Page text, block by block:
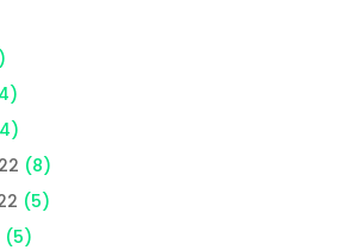
(8)
(5)
(5)